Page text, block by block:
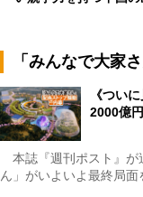
「みんなで大家
《つい
2000億
本誌『週刊ポスト』が
ん」がいよいよ最終局面